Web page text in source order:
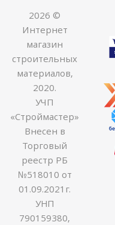
2026 ©
Интернет
магазин
строительных
материалов,
2020.
УЧП
«Строймастер»
Внесен в
Торговый
реестр РБ
№518010 от
01.09.2021г.
УНП
790159380,